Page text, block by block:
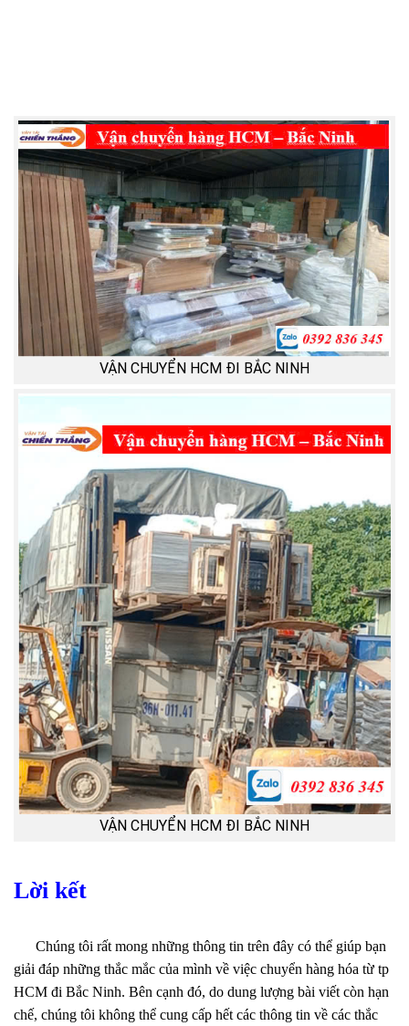
VẬN CHUYỂN HCM ĐI BẮC NINH
VẬN CHUYỂN HCM ĐI BẮC NINH
Lời kết
Chúng tôi rất mong những thông tin trên đây có thể giúp bạn
giải đáp những thắc mắc của mình về việc chuyển hàng hóa từ tp
HCM đi Bắc Ninh. Bên cạnh đó, do dung lượng bài viết còn hạn
chế, chúng tôi không thể cung cấp hết các thông tin về các thắc